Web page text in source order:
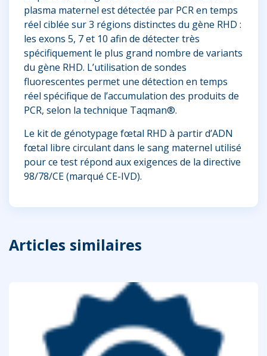
plasma maternel est détectée par PCR en temps
réel ciblée sur 3 régions distinctes du gène RHD :
les exons 5, 7 et 10 afin de détecter très
spécifiquement le plus grand nombre de variants
du gène RHD. L’utilisation de sondes
fluorescentes permet une détection en temps
réel spécifique de l’accumulation des produits de
PCR, selon la technique Taqman®.
Le kit de génotypage fœtal RHD à partir d’ADN
fœtal libre circulant dans le sang maternel utilisé
pour ce test répond aux exigences de la directive
98/78/CE (marqué CE-IVD).
Articles similaires